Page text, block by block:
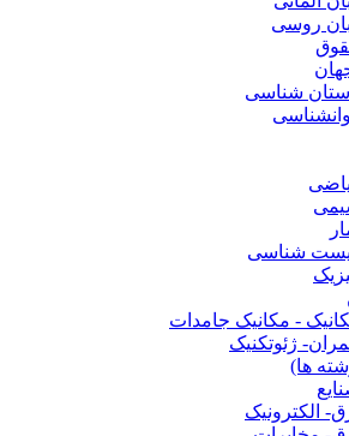
روسی
شناسی
شناسی
- مکانیک جامدات
ژئوتکنیک
ها)
الکترونیک